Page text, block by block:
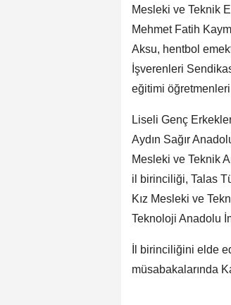
Mesleki ve Teknik
Mehmet Fatih
Aksu, hentbol
İşverenleri
eğitimi
Liseli Genç
Aydın Sağır
Mesleki ve Teknik
il birinciliği, Talas
Kız Mesleki ve
Teknoloji Anadolu
İl birinciliğini elde
müsabakalarında